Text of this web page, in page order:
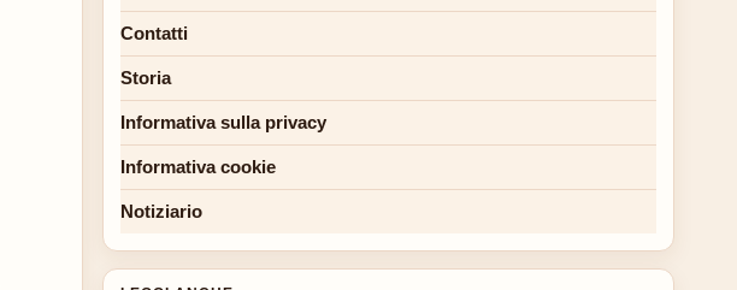
Contatti
Storia
Informativa sulla privacy
Informativa cookie
Notiziario